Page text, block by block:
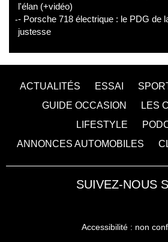
l'élan (+vidéo)
- Porsche 718 électrique : le PDG de
justesse
ACTUALITÉS ESSAI
GUIDE OCCASION
LES
LIFESTYLE
ANNONCES AUTOMOBILES
SUIVEZ-NOUS
Accessibilité : non